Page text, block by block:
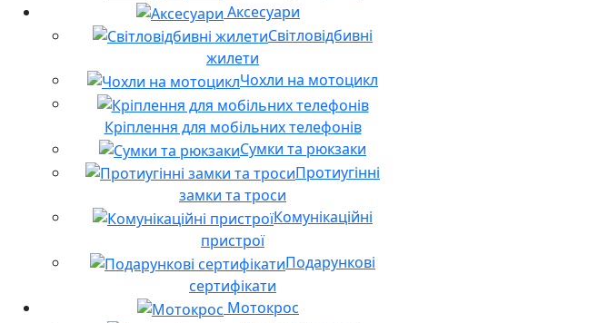
Аксесуари
Світловідбивні
жилети
Чохли на мотоцикл
Кріплення для мобільних телефонів
Сумки та рюкзаки
Протиугінні
замки та троси
Комунікаційні
пристрої
Подарункові
сертифікати
Мотокрос